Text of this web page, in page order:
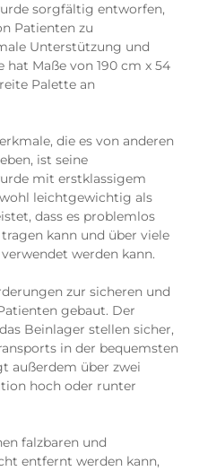
sorgfältig entworfen,
Patienten zu
Unterstützung und
Maße von 190 cm x 54
Palette an
die es von anderen
ist seine
mit erstklassigem
leichtgewichtig als
dass es problemlos
kann und über viele
werden kann.
zur sicheren und
gebaut. Der
Beinlager stellen sicher,
in der bequemsten
außerdem über zwei
hoch oder runter
falzbaren und
entfernt werden kann,